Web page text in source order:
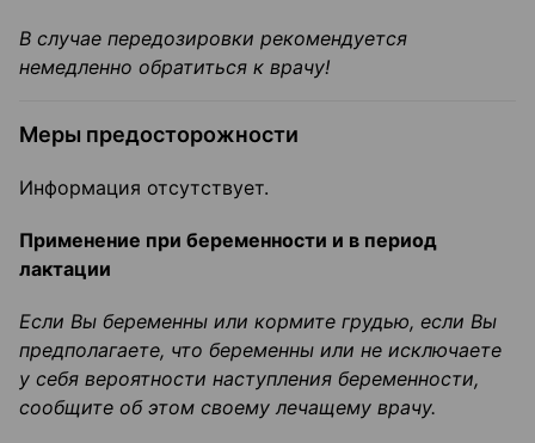
В случае передозировки рекомендуется
немедленно обратиться к врачу!
Меры предосторожности
Информация отсутствует.
Применение при беременности и в период
лактации
Если Вы беременны или кормите грудью, если Вы
предполагаете, что беременны или не исключаете
у себя вероятности наступления беременности,
сообщите об этом своему лечащему врачу.